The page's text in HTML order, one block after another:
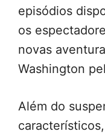
episódios
os
novas
Washington
Além do